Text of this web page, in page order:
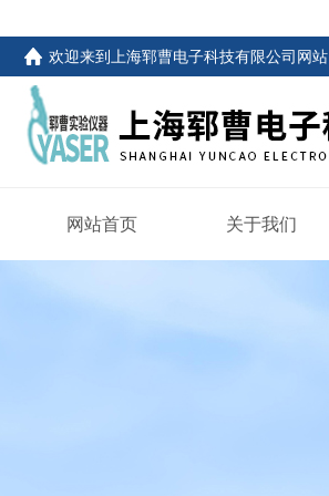
欢迎来到 上海郓曹电子科技有限公司网站
网站首页 关于我们